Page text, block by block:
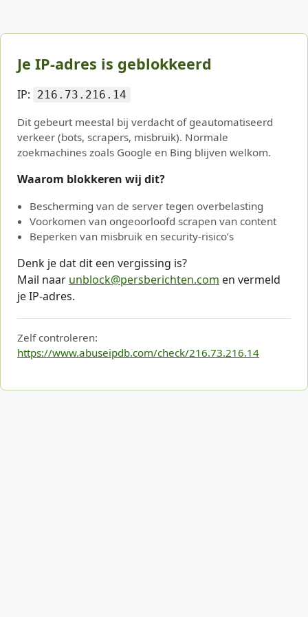
Je IP-adres is geblokkeerd
IP: 216.73.216.14
Dit gebeurt meestal bij verdacht of geautomatiseerd
verkeer (bots, scrapers, misbruik). Normale
zoekmachines zoals Google en Bing blijven welkom.
Waarom blokkeren wij dit?
Bescherming van de server tegen overbelasting
Voorkomen van ongeoorloofd scrapen van content
Beperken van misbruik en security-risico’s
Denk je dat dit een vergissing is?
Mail naar unblock@persberichten.com en vermeld
je IP-adres.
Zelf controleren:
https://www.abuseipdb.com/check/216.73.216.14